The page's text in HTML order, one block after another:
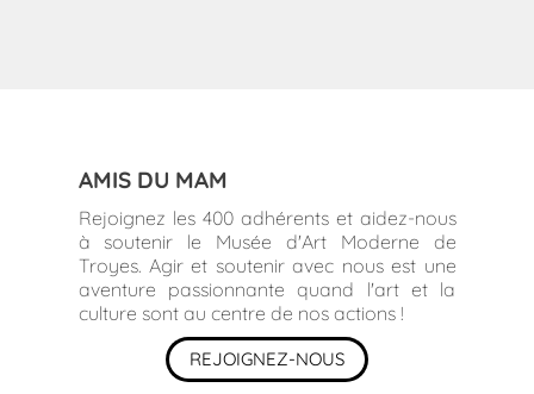
AMIS DU MAM
Rejoignez les 400 adhérents et aidez-nous
à soutenir le Musée d'Art Moderne de
Troyes. Agir et soutenir avec nous est une
aventure passionnante quand l'art et la
culture sont au centre de nos actions !
REJOIGNEZ-NOUS